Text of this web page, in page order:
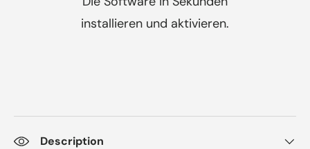
installieren und aktivieren.
Description